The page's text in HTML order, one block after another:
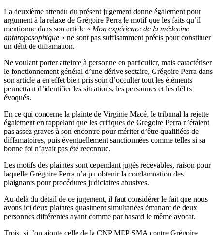
La deuxième attendu du présent jugement donne également pour
argument à la relaxe de Grégoire Perra le motif que les faits qu’il
mentionne dans son article « Mon expérience de la médecine
anthroposophique » ne sont pas suffisamment précis pour constituer
un délit de diffamation.
Ne voulant porter atteinte à personne en particulier, mais caractériser
le fonctionnement général d’une dérive sectaire, Grégoire Perra dans
son article a en effet bien pris soin d’occulter tout les éléments
permettant d’identifier les situations, les personnes et les délits
évoqués.
En ce qui concerne la plainte de Virginie Macé, le tribunal la rejette
également en rappelant que les critiques de Gregoire Perra n’étaient
pas assez graves à son encontre pour mériter d’être qualifiées de
diffamatoires, puis éventuellement sanctionnées comme telles si sa
bonne foi n’avait pas été reconnue.
Les motifs des plaintes sont cependant jugés recevables, raison pour
laquelle Grégoire Perra n’a pu obtenir la condamnation des
plaignants pour procédures judiciaires abusives.
Au-delà du détail de ce jugement, il faut considérer le fait que nous
avons ici deux plaintes quasiment simultanées émanant de deux
personnes différentes ayant comme par hasard le même avocat.
Trois, si l’on ajoute celle de la CNP MEP SMA contre Grégoire